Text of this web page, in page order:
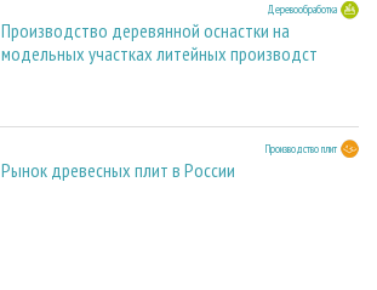
Деревообработка
Производство деревянной оснастки на
модельных участках литейных производст
Производство плит
Рынок древесных плит в России